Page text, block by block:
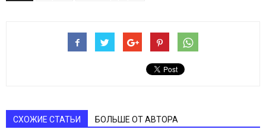
СХОЖИЕ СТАТЬИ БОЛЬШЕ ОТ АВТОРА